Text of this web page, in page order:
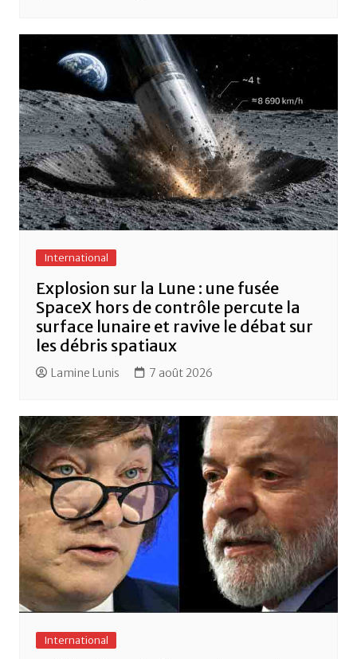
International
Explosion sur la Lune : une fusée
SpaceX hors de contrôle percute la
surface lunaire et ravive le débat sur
les débris spatiaux
Lamine Lunis 7 août 2026
International